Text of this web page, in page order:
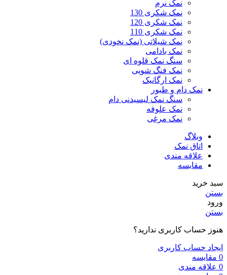
نمک نرم
نمک شکری 130
نمک شکری 120
نمک شکری 110
نمک شیلاتی (نمک نخودی)
نمک بادامی
سنگ نمک قلوه ای
نمک فنگ شویی
نمک ارگانیک
نمک دام و طیور
سنگ نمک لیسیدنی دام
نمک علوفه
نمک مرغی
وبلاگ
اتاق نمک
علاقه مندی
مقایسه
سبد خرید
بستن
ورود
بستن
هنوز حساب کاربری ندارید؟
ایجاد حساب کاربری
0 مقایسه
0 علاقه مندی